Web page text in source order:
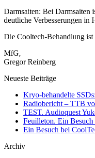
Darmsaiten: Bei Darmsaiten
deutliche Verbesserungen in
Die Cooltech-Behandlung
MfG,
Gregor Reinberg
Neueste Beiträge
Kryo-behandelte
Radiobericht – TTB
TEST. Audioquest
Feuilleton. Ein
Ein Besuch bei
Archiv